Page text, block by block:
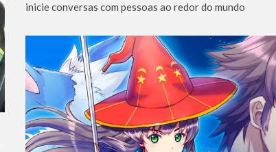
inicie conversas com pessoas ao redor do mundo